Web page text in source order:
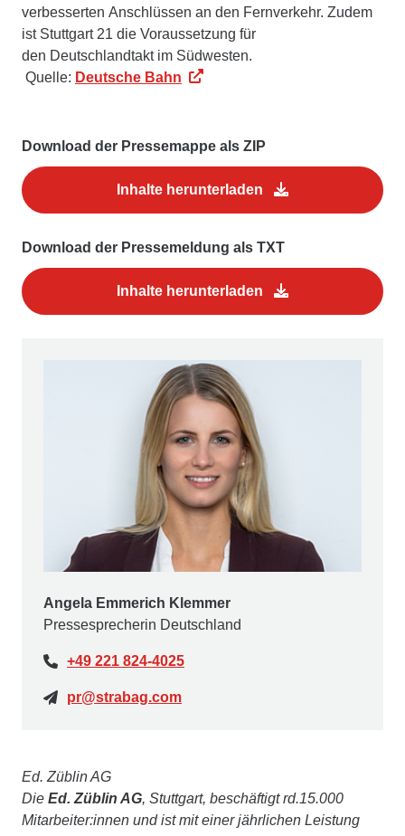
verbesserten Anschlüssen an den Fernverkehr. Zudem
ist Stuttgart 21 die Voraussetzung für
den Deutschlandtakt im Südwesten.
Quelle: Deutsche Bahn
Download der Pressemappe als ZIP
Inhalte herunterladen
Download der Pressemeldung als TXT
Inhalte herunterladen
Angela Emmerich Klemmer
Pressesprecherin Deutschland
+49 221 824-4025
pr@strabag.com
Ed. Züblin AG
Die Ed. Züblin AG, Stuttgart, beschäftigt rd.15.000
Mitarbeiter:innen und ist mit einer jährlichen Leistung